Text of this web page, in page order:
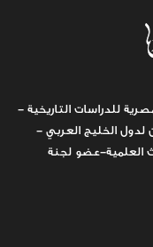
للدراسات التاريخية -
لدول الخليج العربي -
العلمية-عضو لجنة